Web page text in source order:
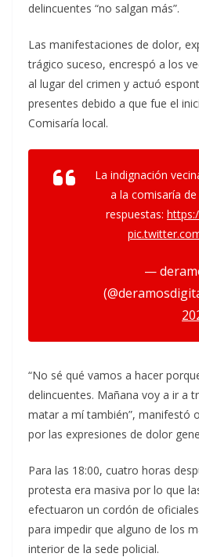
delincuentes “no salgan más”.
Las manifestaciones de dolor,
trágico suceso, encrespó a los
al lugar del crimen y actuó
presentes debido a que fue el
Comisaría local.
La indignación
a la comisaría
respuestas:
—
“No sé qué vamos a hacer
delincuentes. Mañana voy a ir a
matar a mí también”, manifestó
por las expresiones de dolor
Para las 18:00, cuatro horas
protesta era masiva por lo que
efectuaron un cordón de
para impedir que alguno de los
interior de la sede policial.